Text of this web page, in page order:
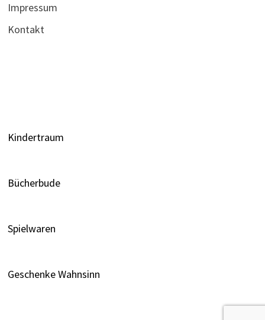
Impressum
Kontakt
Kindertraum
Bücherbude
Spielwaren
Geschenke Wahnsinn